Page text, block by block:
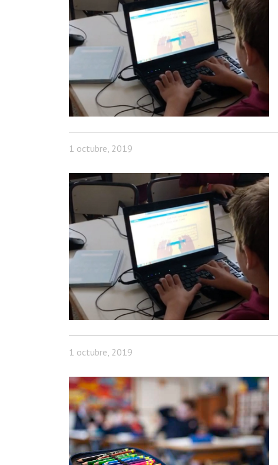
1 octubre, 2019
1 octubre, 2019